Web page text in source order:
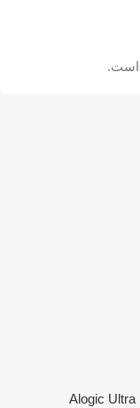
است.
Alogic Ultra